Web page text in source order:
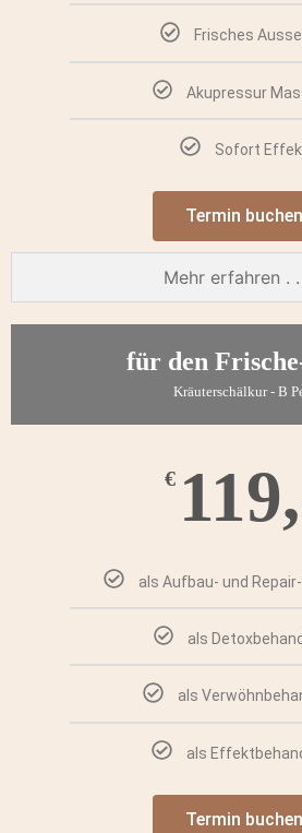
Frisches
Akupressur
Sofort
Termin buchen
Mehr erfahren .
für den
Kräuterschälkur - B
€
als Aufbau- und
als
als
als
Termin buchen